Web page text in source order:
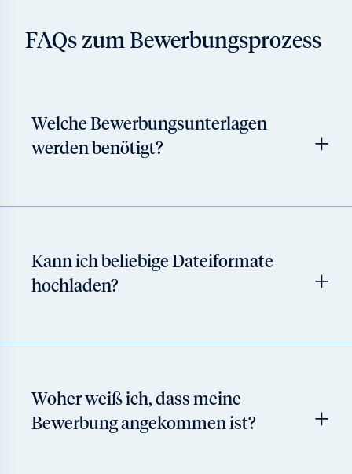
FAQs zum Bewerbungsprozess
Welche Bewerbungsunterlagen
werden benötigt?
Kann ich beliebige Dateiformate
hochladen?
Woher weiß ich, dass meine
Bewerbung angekommen ist?